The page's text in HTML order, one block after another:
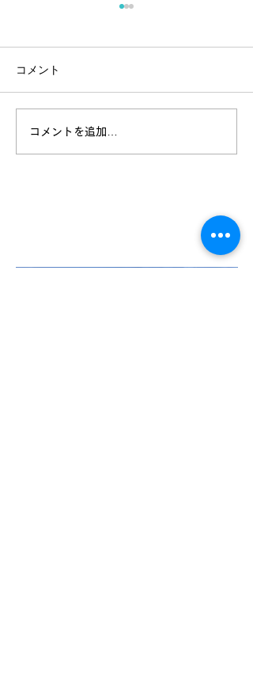
【重要】米子市観光セン
ター 案内所定休日新設の
コメント
コメントを追加…